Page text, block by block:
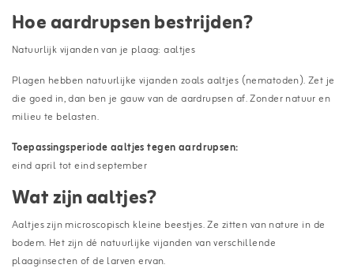
Hoe aardrupsen bestrijden?
Natuurlijk vijanden van je plaag: aaltjes
Plagen hebben natuurlijke vijanden zoals aaltjes (nematoden). Zet je
die goed in, dan ben je gauw van de aardrupsen af. Zonder natuur en
milieu te belasten.
Toepassingsperiode aaltjes tegen aardrupsen:
eind april tot eind september
Wat zijn aaltjes?
Aaltjes zijn microscopisch kleine beestjes. Ze zitten van nature in de
bodem. Het zijn dé natuurlijke vijanden van verschillende
plaaginsecten of de larven ervan.